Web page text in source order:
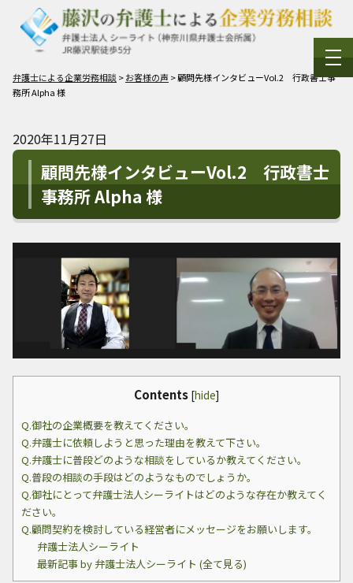
弁護士による企業労務相談 >お客様の声 >顧問先様インタビューVol.2 行政書士事
務所 Alpha 様
2020年11月27日
顧問先様インタビューVol.2 行政書士
事務所 Alpha 様
Contents [hide]
Q.御社の企業概要を教えてください。
Q.弁護士に依頼しようと思った理由を教えて下さい。
Q.弁護士に普段どのような相談をしているか教えてください。
Q.普段の相談の手段はどのようなものでしょうか。
Q.御社にとって弁護士法人シーライトはどのような存在か教えてく
ださい。
Q.顧問契約を検討している経営者にメッセージをお願いします。
弁護士法人シーライト
最新記事 by 弁護士法人シーライト (全て見る)